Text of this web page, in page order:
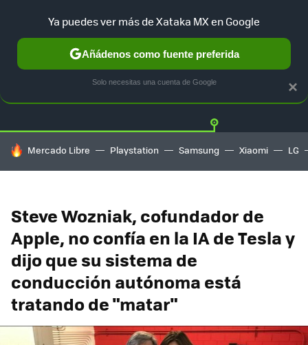
TESLA UBER AUTO ELECTRICO Twitter
HOY SE HABLA DE
Mercado Libre Playstation Samsung Xiaomi LG
Steve Wozniak, cofundador de
Apple, no confía en la IA de Tesla y
dijo que su sistema de
conducción autónoma está
tratando de "matar"
×
Ya puedes ver más de Xataka MX en Google
Añádenos como fuente preferida
Solo necesitas una cuenta de Google